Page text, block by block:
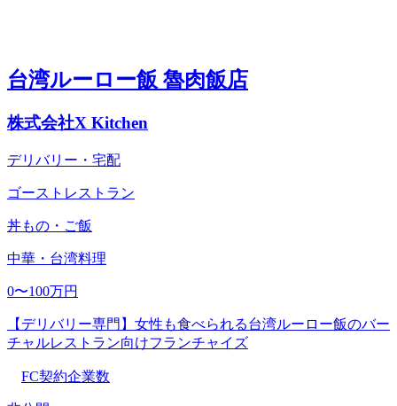
台湾ルーロー飯 魯肉飯店
株式会社X Kitchen
デリバリー・宅配
ゴーストレストラン
丼もの・ご飯
中華・台湾料理
0〜100万円
【デリバリー専門】女性も食べられる台湾ルーロー飯のバー
チャルレストラン向けフランチャイズ
FC契約企業数